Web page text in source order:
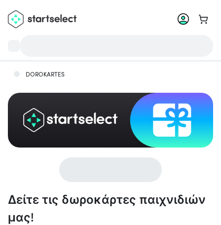
DOROKARTES
Δείτε τις δωροκάρτες παιχνιδιών
μας!